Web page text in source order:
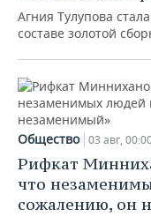
Агния Тулупова
составе золотой
Общество 03 авг,
Рифкат
что
сожалению, он